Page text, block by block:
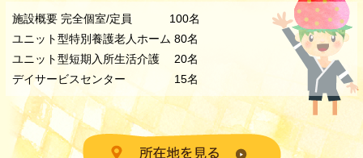
施設概要 完全個室/定員 100名
ユニット型特別養護老人ホーム 80名
ユニット型短期入所生活介護 20名
デイサービスセンター 15名